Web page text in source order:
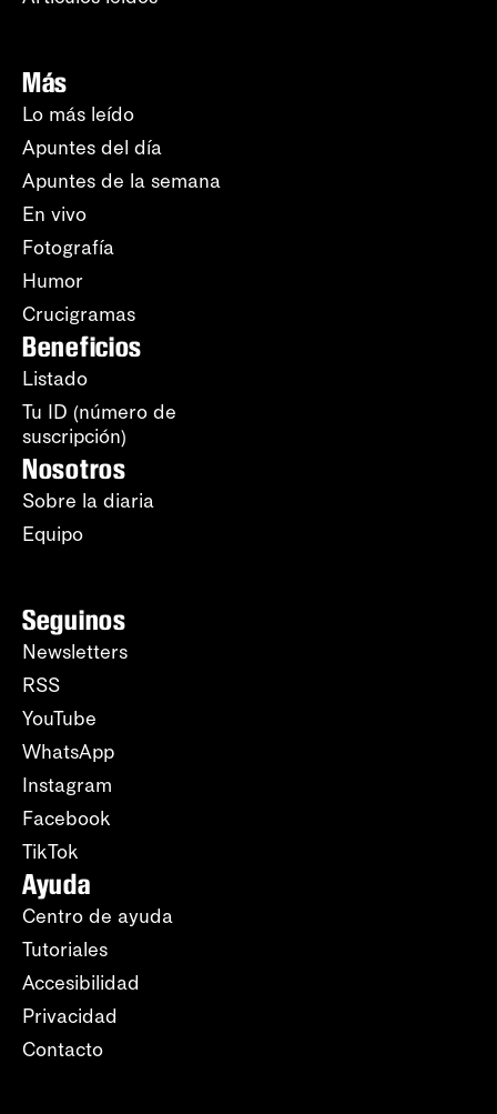
Más
Lo más leído
Apuntes del día
Apuntes de la semana
En vivo
Fotografía
Humor
Crucigramas
Beneficios
Listado
Tu ID (número de
suscripción)
Nosotros
Sobre la diaria
Equipo
Seguinos
Newsletters
RSS
YouTube
WhatsApp
Instagram
Facebook
TikTok
Ayuda
Centro de ayuda
Tutoriales
Accesibilidad
Privacidad
Contacto